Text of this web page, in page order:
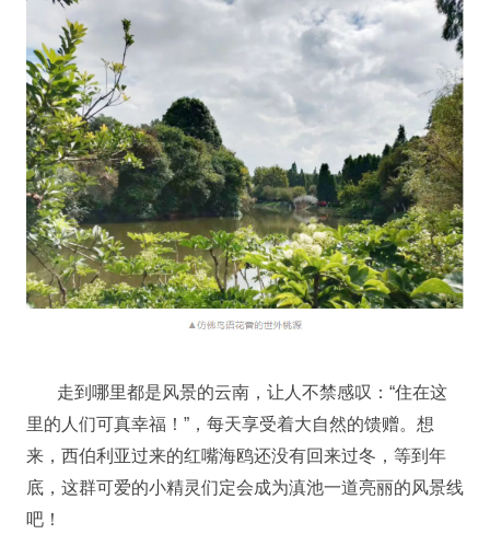
走到哪里都是风景的云南，让人不禁感叹：“住在这
里的人们可真幸福！”，每天享受着大自然的馈赠。想
来，西伯利亚过来的红嘴海鸥还没有回来过冬，等到年
底，这群可爱的小精灵们定会成为滇池一道亮丽的风景线
吧！